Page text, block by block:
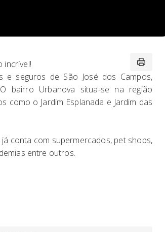
incrível!
seguros de São José dos Campos,
bairro Urbanova situa-se na região
como o Jardim Esplanada e Jardim das
conta com supermercados, pet shops,
entre outros.